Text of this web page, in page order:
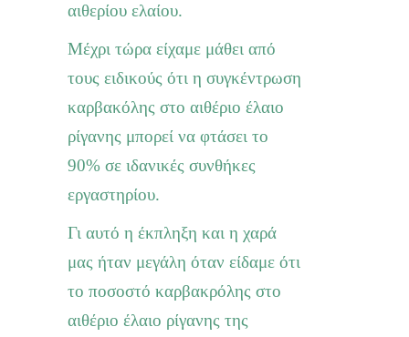
αιθερίου ελαίου.
Μέχρι τώρα είχαμε μάθει από
τους ειδικούς ότι η συγκέντρωση
καρβακόλης στο αιθέριο έλαιο
ρίγανης μπορεί να φτάσει το
90% σε ιδανικές συνθήκες
εργαστηρίου.
Γι αυτό η έκπληξη και η χαρά
μας ήταν μεγάλη όταν είδαμε ότι
το ποσοστό καρβακρόλης στο
αιθέριο έλαιο ρίγανης της